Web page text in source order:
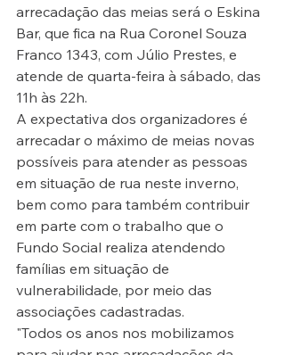
arrecadação das meias será o Eskina
Bar, que fica na Rua Coronel Souza
Franco 1343, com Júlio Prestes, e
atende de quarta-feira à sábado, das
11h às 22h.
A expectativa dos organizadores é
arrecadar o máximo de meias novas
possíveis para atender as pessoas
em situação de rua neste inverno,
bem como para também contribuir
em parte com o trabalho que o
Fundo Social realiza atendendo
famílias em situação de
vulnerabilidade, por meio das
associações cadastradas.
"Todos os anos nos mobilizamos